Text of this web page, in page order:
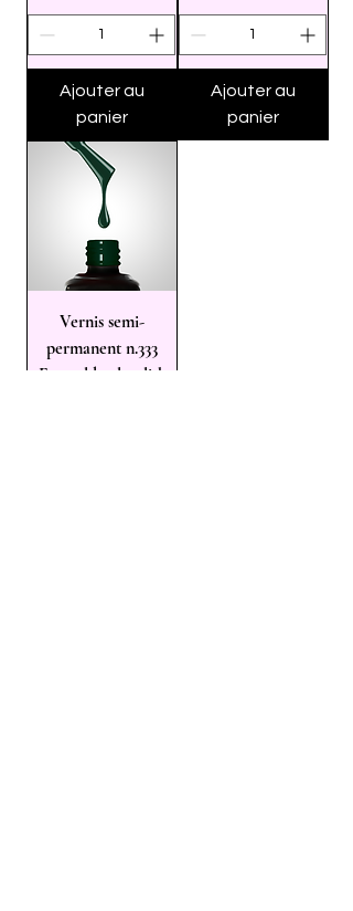
Ajouter au
panier
Ajouter au
panier
Vernis semi-
permanent n.333
Emerald gel polish